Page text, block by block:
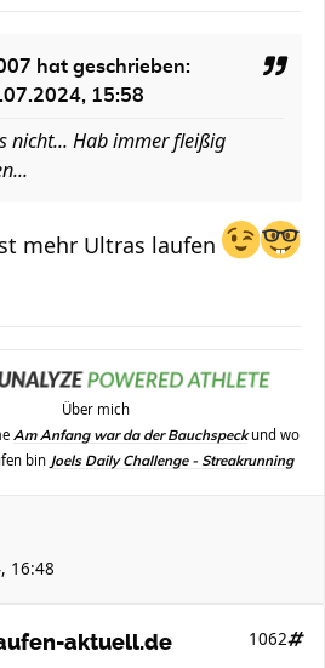
hat geschrieben:
15:58
nicht... Hab immer fleißig
mehr Ultras laufen
Über mich
Am Anfang war da der Bauchspeckund wo
bin Joels Daily Challenge - Streakrunning
16:48
aktuell.de
1062